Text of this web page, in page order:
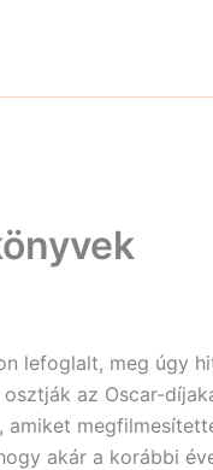
lefoglalt, meg úgy
az Oscar-
amiket
akár a korábbi